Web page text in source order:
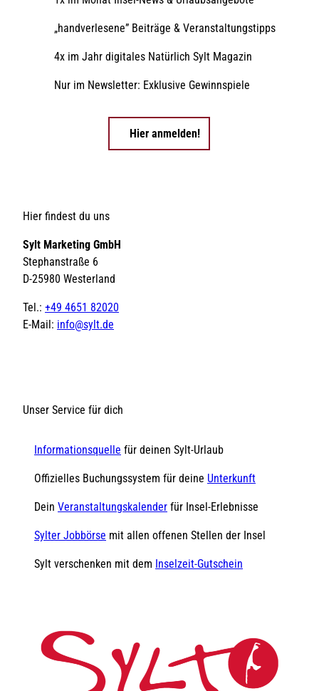
„handverlesene” Beiträge & Veranstaltungstipps
4x im Jahr digitales Natürlich Sylt Magazin
Nur im Newsletter: Exklusive Gewinnspiele
Hier anmelden!
Hier findest du uns
Sylt Marketing GmbH
Stephanstraße 6
D-25980 Westerland
Tel.: +49 4651 82020
E-Mail: info@sylt.de
Unser Service für dich
Informationsquelle für deinen Sylt-Urlaub
Offizielles Buchungssystem für deine Unterkunft
Dein Veranstaltungskalender für Insel-Erlebnisse
Sylter Jobbörse mit allen offenen Stellen der Insel
Sylt verschenken mit dem Inselzeit-Gutschein